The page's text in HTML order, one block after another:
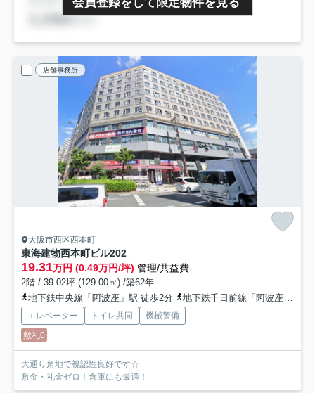
店舗事務所
大阪市西区西本町
東海建物西本町ビル202
19.31万円 (0.49万円/坪) 管理/共益費-
2階 / 39.02坪 (129.00㎡) /築62年
地下鉄中央線「阿波座」駅 徒歩2分
地下鉄千日前線「阿波座」駅 徒歩6分
エレベーター トイレ共同
機械警備
敷礼0
大通り角地で視認性良好です☆
敷金・礼金ゼロ！倉庫にも最適！